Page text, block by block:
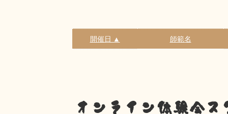
開催日 ▲ 師範名
オンライン体験会ス